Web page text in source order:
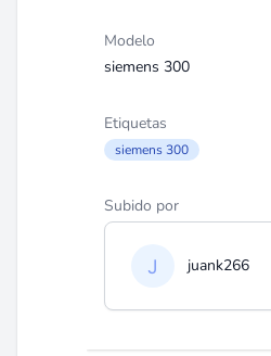
Modelo
siemens 300
Etiquetas
siemens 300
Subido por
juank266